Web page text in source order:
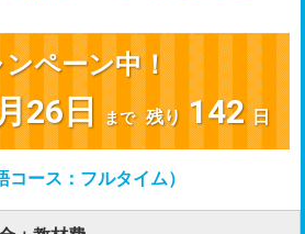
ンペーン中！
26日まで 残り 142日
ース：フルタイム）